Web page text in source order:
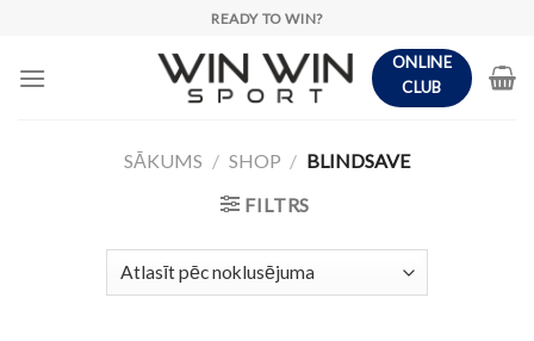
content
READY TO WIN?
ONLINE
CLUB
SĀKUMS / SHOP / BLINDSAVE
FILTRS